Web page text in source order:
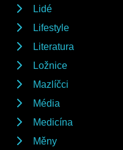
Lidé
Lifestyle
Literatura
Ložnice
Mazlíčci
Média
Medicína
Měny